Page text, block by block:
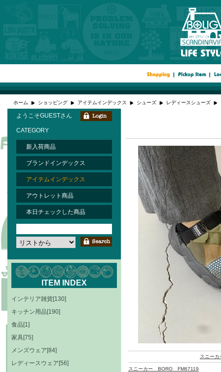
ホーム ショッピング アイテムインデックス シューズ レディースシューズ
スニーカ
スニーカー BORO FM67119
ようこそGUESTさん
CATEGORY
新入荷商品
ブランドインデックス
アイテムインデックス
アウトレット商品
本日チェックした商品
ITEM INDEX
インテリア雑貨[130]
キッチン用品[190]
食品[1]
家具[75]
メンズウェア[84]
レディースウェア[56]